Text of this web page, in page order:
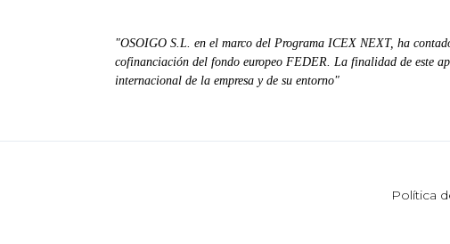
"OSOIGO S.L. en el marco del Programa ICEX NEXT, ha
cofinanciación del fondo europeo FEDER. La finalidad de este
internacional de la empresa y de su entorno"
Política